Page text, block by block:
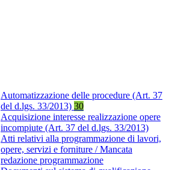
Automatizzazione delle procedure (Art. 37
del d.lgs. 33/2013) 30
Acquisizione interesse realizzazione opere
incompiute (Art. 37 del d.lgs. 33/2013)
Atti relativi alla programmazione di lavori,
opere, servizi e forniture / Mancata
redazione programmazione